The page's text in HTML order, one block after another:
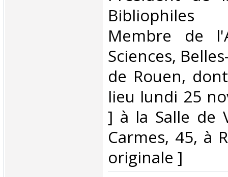
Membre de
Sciences,
de Rouen,
lieu lundi 25
] à la Salle de
Carmes, 45, à
originale ]‎